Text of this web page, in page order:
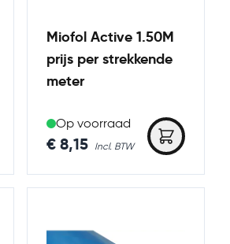
Miofol Active 1.50M
prijs per strekkende
meter
Op voorraad
€ 8,15